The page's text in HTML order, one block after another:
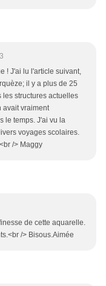
! J'ai lu l'article suivant,
il y a plus de 25
les structures actuelles
avait vraiment
le temps. J'ai vu la
voyages scolaires.
/> Maggy
de cette aquarelle.
/> Bisous.Aimée